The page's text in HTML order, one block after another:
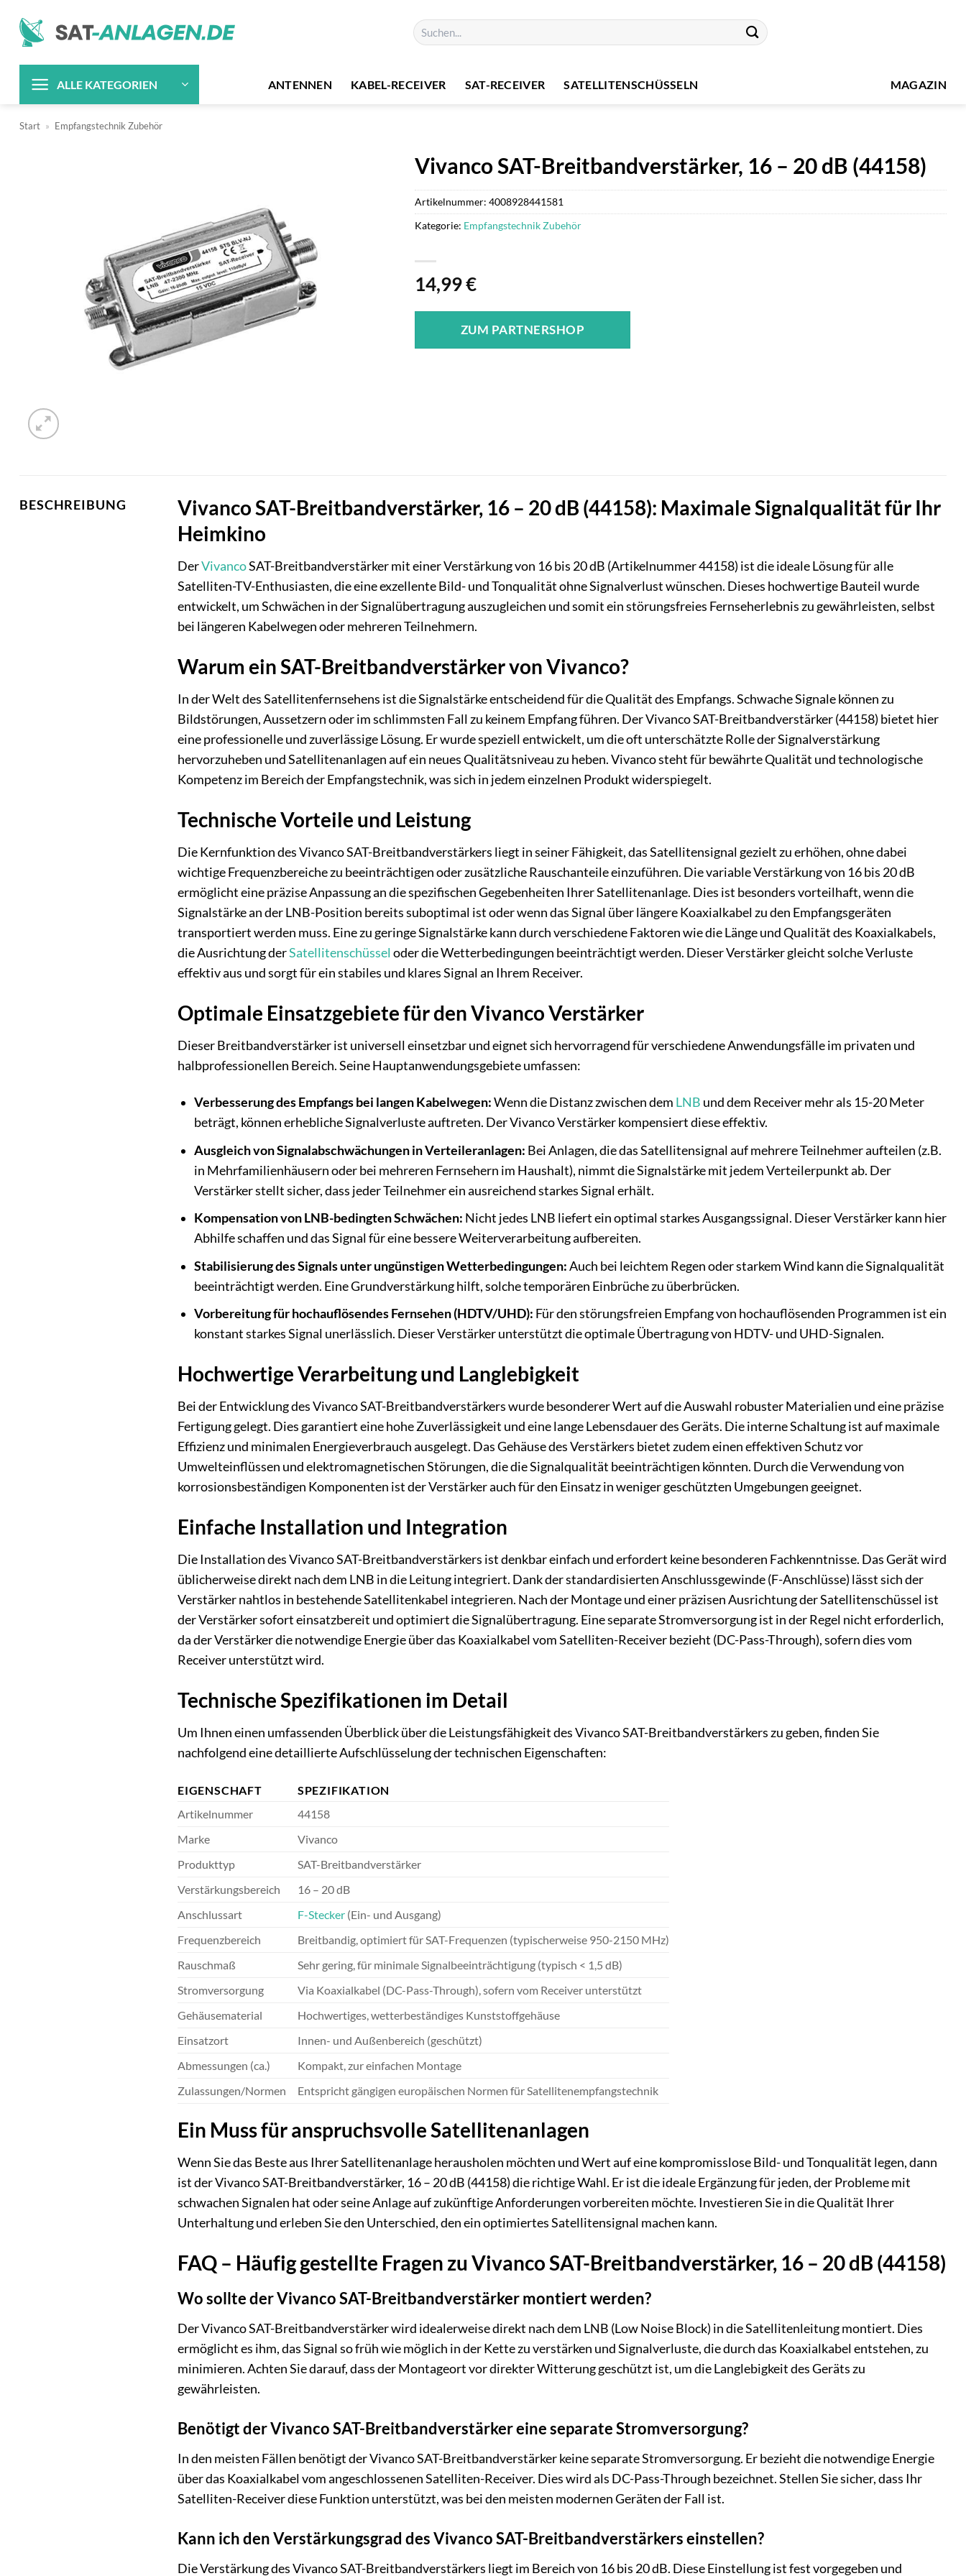
Inhalt
springen
Suchen
nach:
ALLE KATEGORIEN ANTENNEN KABEL-RECEIVER SAT-RECEIVER SATELLITENSCHÜSSELN MAGAZIN
Start » Empfangstechnik Zubehör
Vivanco SAT-Breitbandverstärker, 16 – 20 dB (44158)
14,99€
ZUM PARTNERSHOP
Artikelnummer: 4008928441581
Kategorie: Empfangstechnik Zubehör
BESCHREIBUNG
Vivanco SAT-Breitbandverstärker, 16 – 20 dB (44158): Maximale Signalqualität für Ihr
Heimkino
DerVivancoSAT-Breitbandverstärker mit einer Verstärkung von 16 bis 20 dB (Artikelnummer 44158) ist die ideale Lösung für alle
Satelliten-TV-Enthusiasten, die eine exzellente Bild- und Tonqualität ohne Signalverlust wünschen. Dieses hochwertige Bauteil wurde
entwickelt, um Schwächen in der Signalübertragung auszugleichen und somit ein störungsfreies Fernseherlebnis zu gewährleisten, selbst
bei längeren Kabelwegen oder mehreren Teilnehmern.
Warum ein SAT-Breitbandverstärker von Vivanco?
In der Welt des Satellitenfernsehens ist die Signalstärke entscheidend für die Qualität des Empfangs. Schwache Signale können zu
Bildstörungen, Aussetzern oder im schlimmsten Fall zu keinem Empfang führen. Der Vivanco SAT-Breitbandverstärker (44158) bietet hier
eine professionelle und zuverlässige Lösung. Er wurde speziell entwickelt, um die oft unterschätzte Rolle der Signalverstärkung
hervorzuheben und Satellitenanlagen auf ein neues Qualitätsniveau zu heben. Vivanco steht für bewährte Qualität und technologische
Kompetenz im Bereich der Empfangstechnik, was sich in jedem einzelnen Produkt widerspiegelt.
Technische Vorteile und Leistung
Die Kernfunktion des Vivanco SAT-Breitbandverstärkers liegt in seiner Fähigkeit, das Satellitensignal gezielt zu erhöhen, ohne dabei
wichtige Frequenzbereiche zu beeinträchtigen oder zusätzliche Rauschanteile einzuführen. Die variable Verstärkung von 16 bis 20 dB
ermöglicht eine präzise Anpassung an die spezifischen Gegebenheiten Ihrer Satellitenanlage. Dies ist besonders vorteilhaft, wenn die
Signalstärke an der LNB-Position bereits suboptimal ist oder wenn das Signal über längere Koaxialkabel zu den Empfangsgeräten
transportiert werden muss. Eine zu geringe Signalstärke kann durch verschiedene Faktoren wie die Länge und Qualität des Koaxialkabels,
die Ausrichtung derSatellitenschüssel oder die Wetterbedingungen beeinträchtigt werden. Dieser Verstärker gleicht solche Verluste
effektiv aus und sorgt für ein stabiles und klares Signal an Ihrem Receiver.
Optimale Einsatzgebiete für den Vivanco Verstärker
Dieser Breitbandverstärker ist universell einsetzbar und eignet sich hervorragend für verschiedene Anwendungsfälle im privaten und
halbprofessionellen Bereich. Seine Hauptanwendungsgebiete umfassen:
Verbesserung des Empfangs bei langen Kabelwegen:Wenn die Distanz zwischen dem LNB und dem Receiver mehr als 15-20 Meter
beträgt, können erhebliche Signalverluste auftreten. Der Vivanco Verstärker kompensiert diese effektiv.
Ausgleich von Signalabschwächungen in Verteileranlagen: Bei Anlagen, die das Satellitensignal auf mehrere Teilnehmer aufteilen (z.B.
in Mehrfamilienhäusern oder bei mehreren Fernsehern im Haushalt), nimmt die Signalstärke mit jedem Verteilerpunkt ab. Der
Verstärker stellt sicher, dass jeder Teilnehmer ein ausreichend starkes Signal erhält.
Kompensation von LNB-bedingten Schwächen: Nicht jedes LNB liefert ein optimal starkes Ausgangssignal. Dieser Verstärker kann hier
Abhilfe schaffen und das Signal für eine bessere Weiterverarbeitung aufbereiten.
Stabilisierung des Signals unter ungünstigen Wetterbedingungen:Auch bei leichtem Regen oder starkem Wind kann die Signalqualität
beeinträchtigt werden. Eine Grundverstärkung hilft, solche temporären Einbrüche zu überbrücken.
Vorbereitung für hochauflösendes Fernsehen (HDTV/UHD): Für den störungsfreien Empfang von hochauflösenden Programmen ist ein
konstant starkes Signal unerlässlich. Dieser Verstärker unterstützt die optimale Übertragung von HDTV- und UHD-Signalen.
Hochwertige Verarbeitung und Langlebigkeit
Bei der Entwicklung des Vivanco SAT-Breitbandverstärkers wurde besonderer Wert auf die Auswahl robuster Materialien und eine präzise
Fertigung gelegt. Dies garantiert eine hohe Zuverlässigkeit und eine lange Lebensdauer des Geräts. Die interne Schaltung ist auf maximale
Effizienz und minimalen Energieverbrauch ausgelegt. Das Gehäuse des Verstärkers bietet zudem einen effektiven Schutz vor
Umwelteinflüssen und elektromagnetischen Störungen, die die Signalqualität beeinträchtigen könnten. Durch die Verwendung von
korrosionsbeständigen Komponenten ist der Verstärker auch für den Einsatz in weniger geschützten Umgebungen geeignet.
Einfache Installation und Integration
Die Installation des Vivanco SAT-Breitbandverstärkers ist denkbar einfach und erfordert keine besonderen Fachkenntnisse. Das Gerät wird
üblicherweise direkt nach dem LNB in die Leitung integriert. Dank der standardisierten Anschlussgewinde (F-Anschlüsse) lässt sich der
Verstärker nahtlos in bestehende Satellitenkabel integrieren. Nach der Montage und einer präzisen Ausrichtung der Satellitenschüssel ist
der Verstärker sofort einsatzbereit und optimiert die Signalübertragung. Eine separate Stromversorgung ist in der Regel nicht erforderlich,
da der Verstärker die notwendige Energie über das Koaxialkabel vom Satelliten-Receiver bezieht (DC-Pass-Through), sofern dies vom
Receiver unterstützt wird.
Technische Spezifikationen im Detail
Um Ihnen einen umfassenden Überblick über die Leistungsfähigkeit des Vivanco SAT-Breitbandverstärkers zu geben, finden Sie
nachfolgend eine detaillierte Aufschlüsselung der technischen Eigenschaften:
EIGENSCHAFT
SPEZIFIKATION
Artikelnummer
44158
Marke
Vivanco
Produkttyp
SAT-Breitbandverstärker
Verstärkungsbereich
16 – 20 dB
Anschlussart
F-Stecker(Ein- und Ausgang)
Frequenzbereich
Breitbandig, optimiert für SAT-Frequenzen (typischerweise 950-2150 MHz)
Rauschmaß
Sehr gering, für minimale Signalbeeinträchtigung (typisch < 1,5 dB)
Stromversorgung
Via Koaxialkabel (DC-Pass-Through), sofern vom Receiver unterstützt
Gehäusematerial
Hochwertiges, wetterbeständiges Kunststoffgehäuse
Einsatzort
Innen- und Außenbereich (geschützt)
Abmessungen (ca.)
Kompakt, zur einfachen Montage
Zulassungen/Normen
Entspricht gängigen europäischen Normen für Satellitenempfangstechnik
Ein Muss für anspruchsvolle Satellitenanlagen
Wenn Sie das Beste aus Ihrer Satellitenanlage herausholen möchten und Wert auf eine kompromisslose Bild- und Tonqualität legen, dann
ist der Vivanco SAT-Breitbandverstärker, 16 – 20 dB (44158) die richtige Wahl. Er ist die ideale Ergänzung für jeden, der Probleme mit
schwachen Signalen hat oder seine Anlage auf zukünftige Anforderungen vorbereiten möchte. Investieren Sie in die Qualität Ihrer
Unterhaltung und erleben Sie den Unterschied, den ein optimiertes Satellitensignal machen kann.
FAQ – Häufig gestellte Fragen zu Vivanco SAT-Breitbandverstärker, 16 – 20 dB (44158)
Wo sollte der Vivanco SAT-Breitbandverstärker montiert werden?
Der Vivanco SAT-Breitbandverstärker wird idealerweise direkt nach dem LNB (Low Noise Block) in die Satellitenleitung montiert. Dies
ermöglicht es ihm, das Signal so früh wie möglich in der Kette zu verstärken und Signalverluste, die durch das Koaxialkabel entstehen, zu
minimieren. Achten Sie darauf, dass der Montageort vor direkter Witterung geschützt ist, um die Langlebigkeit des Geräts zu
gewährleisten.
Benötigt der Vivanco SAT-Breitbandverstärker eine separate Stromversorgung?
In den meisten Fällen benötigt der Vivanco SAT-Breitbandverstärker keine separate Stromversorgung. Er bezieht die notwendige Energie
über das Koaxialkabel vom angeschlossenen Satelliten-Receiver. Dies wird als DC-Pass-Through bezeichnet. Stellen Sie sicher, dass Ihr
Satelliten-Receiver diese Funktion unterstützt, was bei den meisten modernen Geräten der Fall ist.
Kann ich den Verstärkungsgrad des Vivanco SAT-Breitbandverstärkers einstellen?
Die Verstärkung des Vivanco SAT-Breitbandverstärkers liegt im Bereich von 16 bis 20 dB. Diese Einstellung ist fest vorgegeben und